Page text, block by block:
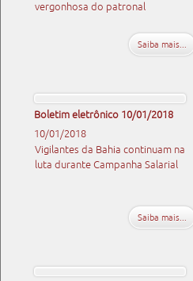
vergonhosa do patronal
Saiba mais...
Boletim eletrônico 10/01/2018
10/01/2018
Vigilantes da Bahia continuam na
luta durante Campanha Salarial
Saiba mais...